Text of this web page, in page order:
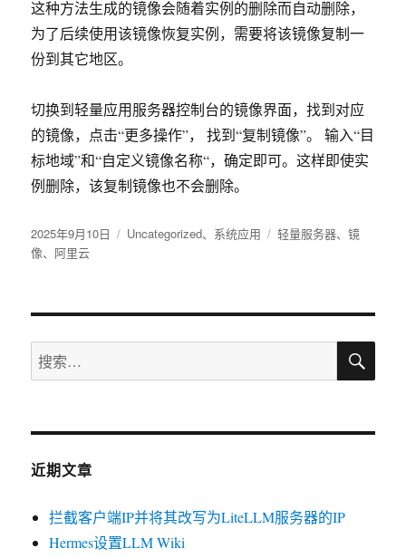
这种方法生成的镜像会随着实例的删除而自动删除，
为了后续使用该镜像恢复实例，需要将该镜像复制一
份到其它地区。
切换到轻量应用服务器控制台的镜像界面，找到对应
的镜像，点击“更多操作”， 找到“复制镜像”。 输入“目
标地域”和“自定义镜像名称“，确定即可。这样即使实
例删除，该复制镜像也不会删除。
发
布
2025年9月10日
分
Uncategorized、 系统应用
标
轻量服务器、镜
像、 阿里云
搜
索：
搜
近期文章
拦截客户端IP并将其改写为LiteLLM服务器的IP
Hermes设置LLM Wiki